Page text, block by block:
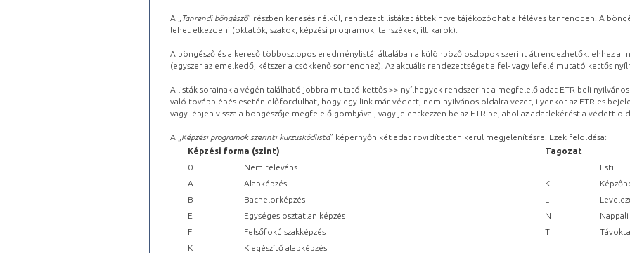
A „ Tanrendi böngésző” részben keresés nélkül, rendezett listákat áttekintve tájékozódhat a féléves tanrendben. A
lehet elkezdeni (oktatók, szakok, képzési programok, tanszékek, ill. karok).
A böngésző és a kereső többoszlopos eredménylistái általában a különböző oszlopok szerint átrendezhetők: ehhez a
(egyszer az emelkedő, kétszer a csökkenő sorrendhez). Az aktuális rendezettséget a fel- vagy lefelé mutató kettős
A listák sorainak a végén található jobbra mutató kettős >> nyílhegyek rendszerint a megfelelő adat ETR-beli
való továbblépés esetén előfordulhat, hogy egy link már védett, nem nyilvános oldalra vezet, ilyenkor az ETR-es
vagy lépjen vissza a böngészője megfelelő gombjával, vagy jelentkezzen be az ETR-be, ahol az adatlekérést a védett
A „ Képzési programok szerinti kurzuskódlista” képernyőn két adat rövidítetten kerül megjelenítésre. Ezek feloldása:
Képzési forma (szint)
Tagozat
0
Nem releváns E
Esti
A
Alapképzés K
B
Bachelorképzés L
E
Egységes osztatlan képzés N
Nappali
F
Felsőfokú szakképzés T
K
Kiegészítő alapképzés